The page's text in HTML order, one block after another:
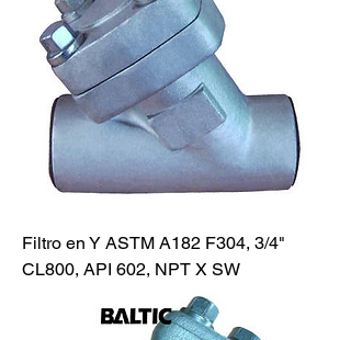
Filtro en Y ASTM A182 F304, 3/4"
CL800, API 602, NPT X SW